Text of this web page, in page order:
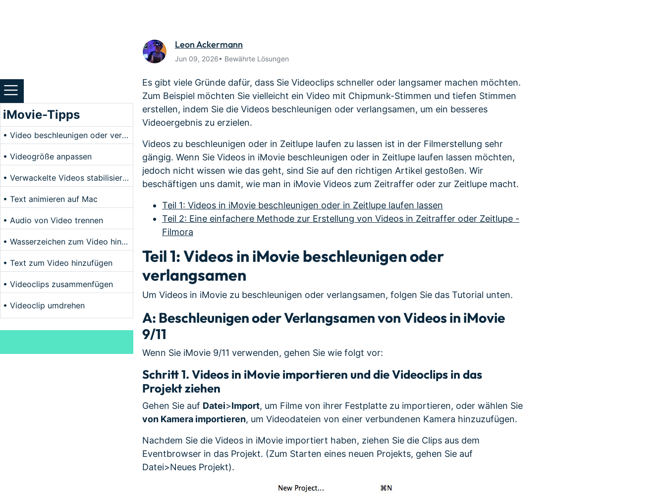
iMovie-Tipps
• Video beschleunigen oder verlangsamen
• Videogröße anpassen
• Verwackelte Videos stabilisieren
• Text animieren auf Mac
• Audio von Video trennen
• Wasserzeichen zum Video hinzufügen
• Text zum Video hinzufügen
• Videoclips zusammenfügen
• Videoclip umdrehen
Leon Ackermann
Jun 09, 2026• Bewährte Lösungen
Es gibt viele Gründe dafür, dass Sie Videoclips schneller oder langsamer machen möchten.
Zum Beispiel möchten Sie vielleicht ein Video mit Chipmunk-Stimmen und tiefen Stimmen
erstellen, indem Sie die Videos beschleunigen oder verlangsamen, um ein besseres
Videoergebnis zu erzielen.
Videos zu beschleunigen oder in Zeitlupe laufen zu lassen ist in der Filmerstellung sehr
gängig. Wenn Sie Videos in iMovie beschleunigen oder in Zeitlupe laufen lassen möchten,
jedoch nicht wissen wie das geht, sind Sie auf den richtigen Artikel gestoßen. Wir
beschäftigen uns damit, wie man in iMovie Videos zum Zeitraffer oder zur Zeitlupe macht.
Teil 1: Videos in iMovie beschleunigen oder in Zeitlupe laufen lassen
Teil 2: Eine einfachere Methode zur Erstellung von Videos in Zeitraffer oder Zeitlupe -
Filmora
Teil 1: Videos in iMovie beschleunigen oder
verlangsamen
Um Videos in iMovie zu beschleunigen oder verlangsamen, folgen Sie das Tutorial unten.
A: Beschleunigen oder Verlangsamen von Videos in iMovie
9/11
Wenn Sie iMovie 9/11 verwenden, gehen Sie wie folgt vor:
Schritt 1. Videos in iMovie importieren und die Videoclips in das
Projekt ziehen
Gehen Sie auf Datei>Import, um Filme von ihrer Festplatte zu importieren, oder wählen Sie
von Kamera importieren, um Videodateien von einer verbundenen Kamera hinzuzufügen.
Nachdem Sie die Videos in iMovie importiert haben, ziehen Sie die Clips aus dem
Eventbrowser in das Projekt. (Zum Starten eines neuen Projekts, gehen Sie auf
Datei>Neues Projekt).